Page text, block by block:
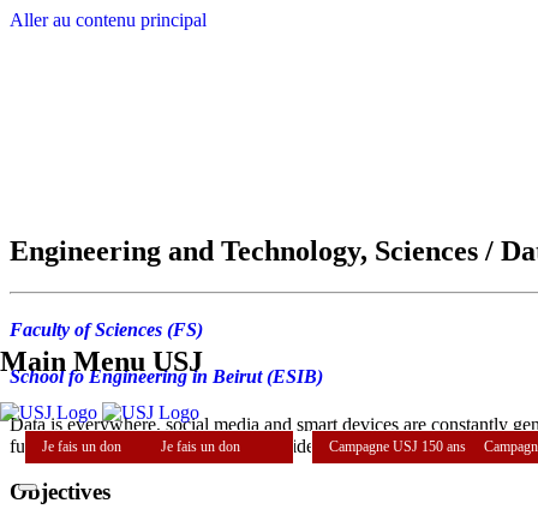
Aller au contenu principal
Main Menu USJ
Je fais un don Je fais un don Campagne USJ 150 ans
Engineering and Technology, Sciences /
Faculty of Sciences (FS)
School fo Engineering in Beirut (ESIB)
Data is everywhere, social media and smart devices are constantly
future decisions.This program is provided in common between the
Objectives